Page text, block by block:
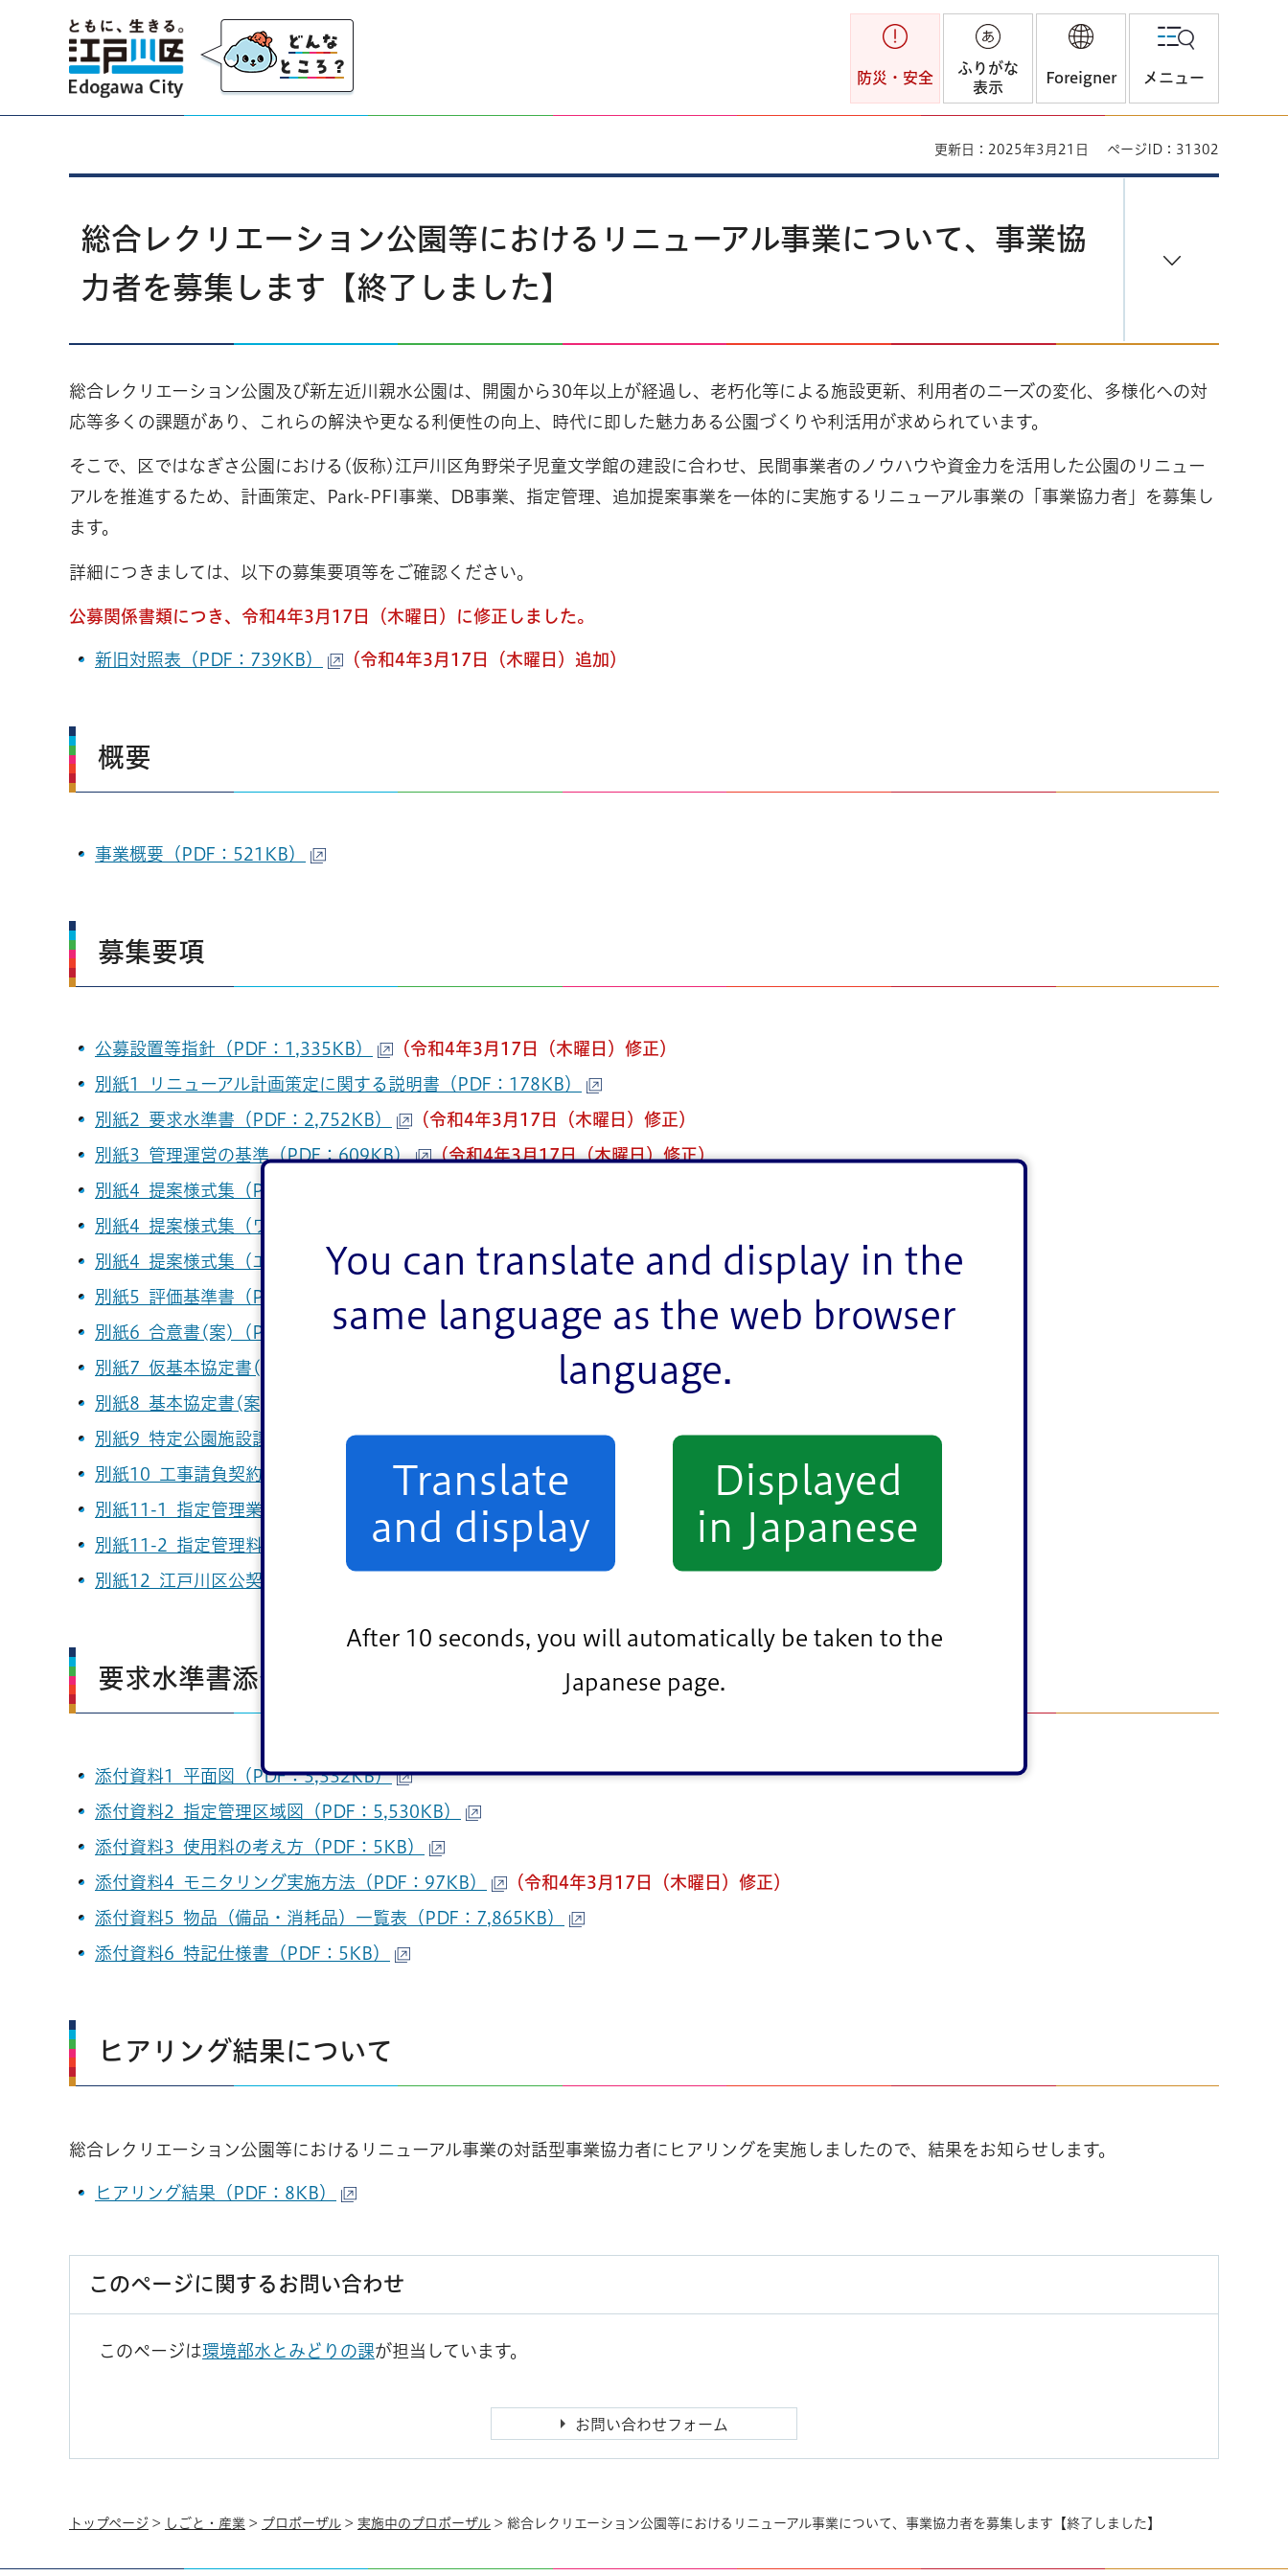
You can translate and display in the
same language as the web browser
language.
Translate
and display
Displayed
in Japanese
After 10 seconds, you will automatically be taken to the
Japanese page.
江戸川区
防災・安全
ふりがな
表示
Foreigner メニュー
更新日：2025年3月21日 ページID：31302
総合レクリエーション公園等におけるリニューアル事業について、事業協
力者を募集します【終了しました】
総合レクリエーション公園及び新左近川親水公園は、開園から30年以上が経過し、老朽化等による施設更新、利用者のニーズの変化、多様化への対
応等多くの課題があり、これらの解決や更なる利便性の向上、時代に即した魅力ある公園づくりや利活用が求められています。
そこで、区ではなぎさ公園における(仮称)江戸川区角野栄子児童文学館の建設に合わせ、民間事業者のノウハウや資金力を活用した公園のリニュー
アルを推進するため、計画策定、Park-PFI事業、DB事業、指定管理、追加提案事業を一体的に実施するリニューアル事業の「事業協力者」を募集し
ます。
詳細につきましては、以下の募集要項等をご確認ください。
公募関係書類につき、令和4年3月17日（木曜日）に修正しました。
新旧対照表（PDF：739KB） （令和4年3月17日（木曜日）追加）
概要
事業概要（PDF：521KB）
募集要項
公募設置等指針（PDF：1,335KB） （令和4年3月17日（木曜日）修正）
別紙1_リニューアル計画策定に関する説明書（PDF：178KB）
別紙2_要求水準書（PDF：2,752KB） （令和4年3月17日（木曜日）修正）
別紙3_管理運営の基準（PDF：609KB） （令和4年3月17日（木曜日）修正）
別紙4_提案様式集（PDF：753KB）
別紙4_提案様式集（ワード：3,090KB）
別紙4_提案様式集（エクセル：13KB）
別紙5_評価基準書（PDF：33KB）
別紙6_合意書(案)（PDF：312KB） （令和4年3月17日（木曜日）修正）
別紙7_仮基本協定書(案)（PDF：157KB）
別紙8_基本協定書(案)（PDF：157KB）
別紙9_特定公園施設譲渡等契約書（案）（PDF：24KB）
別紙10_工事請負契約書（案）（PDF：7KB）
別紙11-1_指定管理業務基本協定書（案）（PDF：1,201KB） （令和4年3月17日（木曜日）修正）
別紙11-2_指定管理料に関する年度協定書（案）（PDF：9KB）
別紙12_江戸川区公契約条例の適用について（PDF：6KB）
要求水準書添付資料
添付資料1_平面図（PDF：3,332KB）
添付資料2_指定管理区域図（PDF：5,530KB）
添付資料3_使用料の考え方（PDF：5KB）
添付資料4_モニタリング実施方法（PDF：97KB） （令和4年3月17日（木曜日）修正）
添付資料5_物品（備品・消耗品）一覧表（PDF：7,865KB）
添付資料6_特記仕様書（PDF：5KB）
ヒアリング結果について
総合レクリエーション公園等におけるリニューアル事業の対話型事業協力者にヒアリングを実施しましたので、結果をお知らせします。
ヒアリング結果（PDF：8KB）
このページに関するお問い合わせ
このページは環境部水とみどりの課が担当しています。
トップページ > しごと・産業 > プロポーザル > 実施中のプロポーザル > 総合レクリエーション公園等におけるリニューアル事業について、事業協力者を募集します【終了しました】